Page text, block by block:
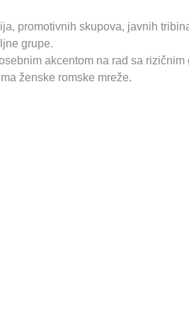
promotivnih skupova, javnih
grupe.
akcentom na rad sa rizičnim
ženske romske mreže.